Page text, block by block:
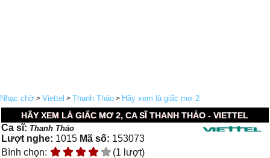
Nhạc chờ > Viettel > Thanh Thảo > Hãy xem là giấc mơ 2
HÃY XEM LÀ GIẤC MƠ 2, CA SĨ THANH THẢO - VIETTEL
Ca sĩ: Thanh Thảo
Lượt nghe: 1015 Mã số: 153073
Bình chọn:
(1 lượt)